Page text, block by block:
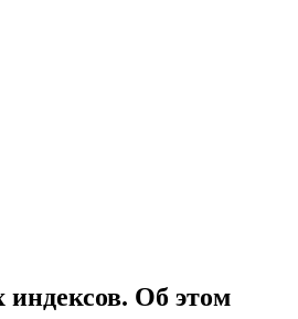
Об этом